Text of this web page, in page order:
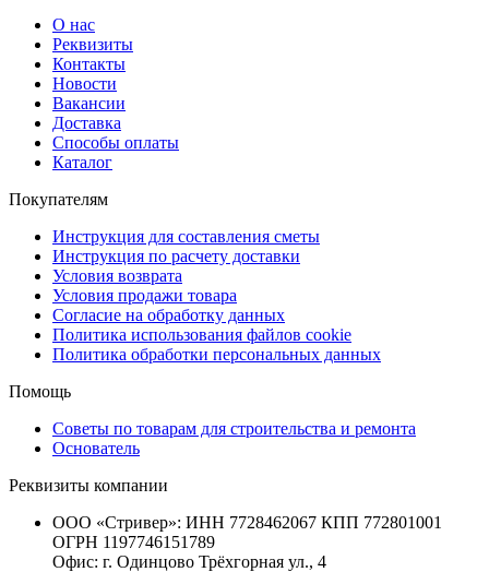
О нас
Реквизиты
Контакты
Новости
Вакансии
Доставка
Способы оплаты
Каталог
Покупателям
Инструкция для составления сметы
Инструкция по расчету доставки
Условия возврата
Условия продажи товара
Согласие на обработку данных
Политика использования файлов cookie
Политика обработки персональных данных
Помощь
Советы по товарам для строительства и ремонта
Основатель
Реквизиты компании
ООО «Стривер»: ИНН 7728462067 КПП 772801001
ОГРН 1197746151789
Офис: г. Одинцово Трёхгорная ул., 4